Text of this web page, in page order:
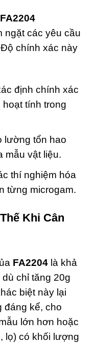
FA2204
ngặt các yêu cầu
chính xác này
định chính xác
tính trong
lường tổn hao
mẫu vật liệu.
thí nghiệm hóa
từng microgam.
Khi Cân
FA2204 là khả
dù chỉ tăng 20g
biệt này lại
đáng kể, cho
lớn hơn hoặc
lọ) có khối lượng